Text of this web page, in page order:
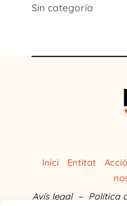
Sin categoría
Inici Entitat
Avís legal– Política